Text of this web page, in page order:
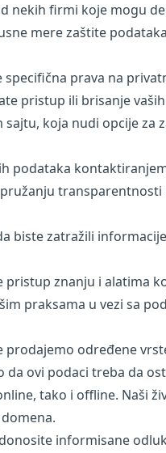
nekih firmi koje mogu
mere zaštite
prava na
pristup ili brisanje
koja nudi opcije
podataka
biste zatražili
znanju i alatima
praksama u vezi sa
prodajemo određene
ovi podaci treba da
tako i offline. Naši
informisane